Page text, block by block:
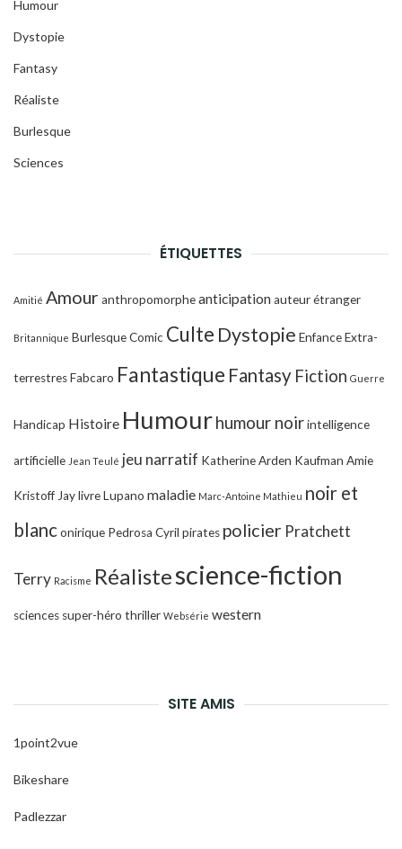
Humour
Dystopie
Fantasy
Réaliste
Burlesque
Sciences
ÉTIQUETTES
Amitié Amour anthropomorpheanticipationauteur étranger
Britannique BurlesqueComic Culte Dystopie EnfanceExtra-
terrestresFabcaro Fantastique Fantasy Fiction Guerre
Handicap Histoire Humourhumour noirintelligence
artificielle Jean Teulé jeu narratif Katherine Arden Kaufman Amie
Kristoff JaylivreLupano maladie Marc-Antoine Mathieu noir et
blanconirique Pedrosa Cyril pirates policier Pratchett
Terry Racisme Réalistescience-fiction
sciences super-héro thriller Websérie western
SITE AMIS
1point2vue
Bikeshare
Padlezzar